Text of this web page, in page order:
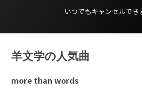
いつでもキャンセルでき
羊文学の人気曲
more than words